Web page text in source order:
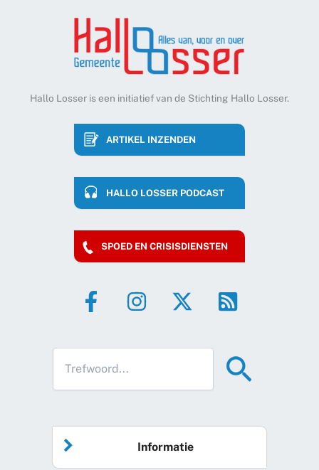
Hallo Losser is een initiatief van de Stichting Hallo Losser.
ARTIKEL INZENDEN
HALLO LOSSER PODCAST
SPOED EN CRISISDIENSTEN
Informatie